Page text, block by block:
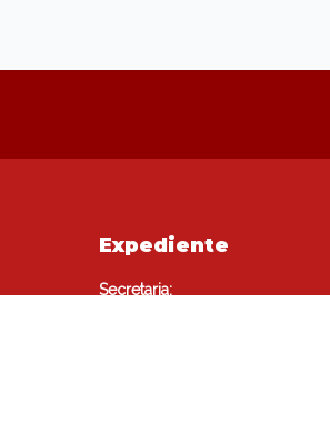
Expediente
Secretaria: